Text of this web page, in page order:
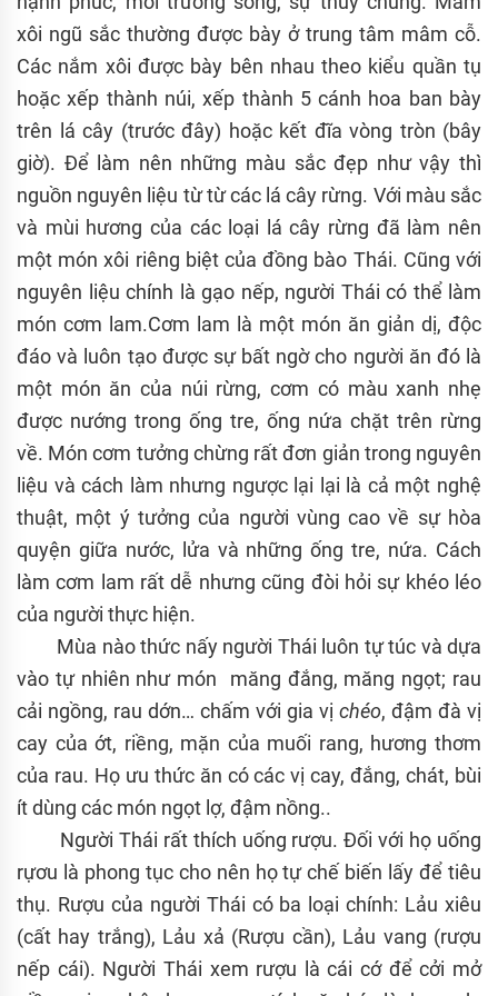
xôi ngũ sắc thường được bày ở trung tâm mâm cỗ.
Các nắm xôi được bày bên nhau theo kiểu quần tụ
hoặc xếp thành núi, xếp thành 5 cánh hoa ban bày
trên lá cây (trước đây) hoặc kết đĩa vòng tròn (bây
giờ). Để làm nên những màu sắc đẹp như vậy thì
nguồn nguyên liệu từ từ các lá cây rừng. Với màu sắc
và mùi hương của các loại lá cây rừng đã làm nên
một món xôi riêng biệt của đồng bào Thái. Cũng với
nguyên liệu chính là gạo nếp, người Thái có thể làm
món cơm lam.Cơm lam là một món ăn giản dị, độc
đáo và luôn tạo được sự bất ngờ cho người ăn đó là
một món ăn của núi rừng, cơm có màu xanh nhẹ
được nướng trong ống tre, ống nứa chặt trên rừng
về. Món cơm tưởng chừng rất đơn giản trong nguyên
liệu và cách làm nhưng ngược lại lại là cả một nghệ
thuật, một ý tưởng của người vùng cao về sự hòa
quyện giữa nước, lửa và những ống tre, nứa. Cách
làm cơm lam rất dễ nhưng cũng đòi hỏi sự khéo léo
của người thực hiện.
Mùa nào thức nấy người Thái luôn tự túc và dựa
vào tự nhiên như món măng đắng, măng ngọt; rau
cải ngồng, rau dớn… chấm với gia vị chéo, đậm đà vị
cay của ớt, riềng, mặn của muối rang, hương thơm
của rau. Họ ưu thức ăn có các vị cay, đắng, chát, bùi
ít dùng các món ngọt lợ, đậm nồng..
Người Thái rất thích uống rượu. Đối với họ uống
rựơu là phong tục cho nên họ tự chế biến lấy để tiêu
thụ. Rượu của người Thái có ba loại chính: Lảu xiêu
(cất hay trắng), Lảu xả (Rượu cần), Lảu vang (rượu
nếp cái). Người Thái xem rượu là cái cớ để cởi mở